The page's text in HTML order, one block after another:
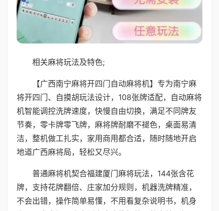
相关麻将玩法及特色;
【广西南宁麻将开四门自动麻将机】专为南宁麻
将开四门、自摸胡玩法设计，108张牌适配，自动麻将
机智能调控洗牌速度，快慢自由切换，满足不同牌友
节奏，零卡牌零飞牌，麻将牌耐磨不褪色，桌面易清
洁，整机做工扎实，家用商用都合适，随时随地开启
地道广西麻将局，轻松又尽兴。
普通麻将机契合福建厦门麻将玩法，144张含花
牌，支持花牌翻倍、庄家加分规则，机器洗牌精准，
不会出错，操作简单易懂，不用看复杂说明书，机身